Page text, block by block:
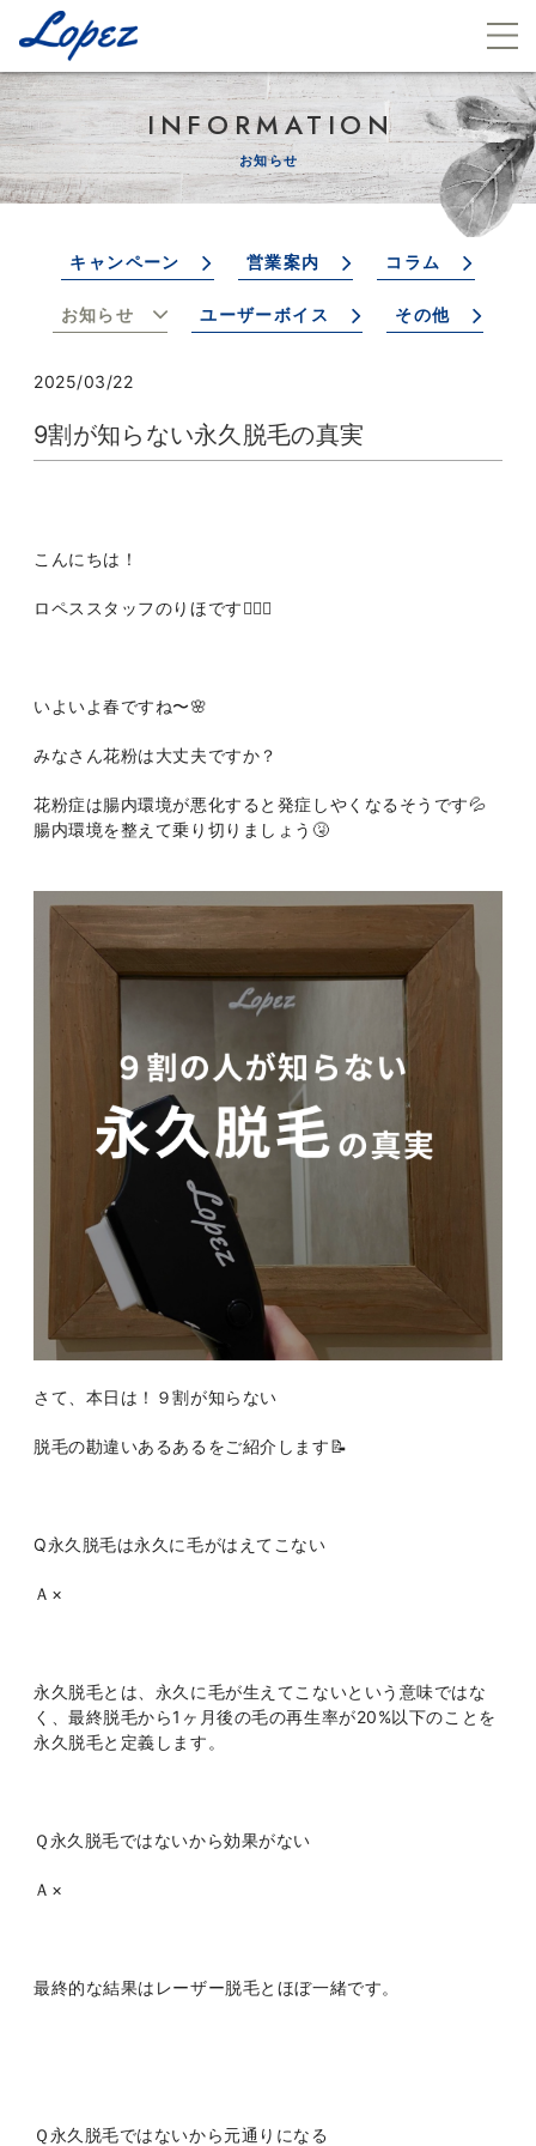
INFORMATION
お知らせ
キャンペーン 営業案内 コラム
お知らせ ユーザーボイス その他
2025/03/22
9割が知らない永久脱毛の真実
こんにちは！
ロペススタッフのりほです👩🏻‍⚕️
いよいよ春ですね〜🌸
みなさん花粉は大丈夫ですか？
花粉症は腸内環境が悪化すると発症しやくなるそうです💦
腸内環境を整えて乗り切りましょう🤧
さて、本日は！９割が知らない
脱毛の勘違いあるあるをご紹介します📝
Q永久脱毛は永久に毛がはえてこない
Ａ×
永久脱毛とは、永久に毛が生えてこないという意味ではな
く、最終脱毛から1ヶ月後の毛の再生率が20%以下のことを
永久脱毛と定義します。
Ｑ永久脱毛ではないから効果がない
Ａ×
最終的な結果はレーザー脱毛とほぼ一緒です。
Ｑ永久脱毛ではないから元通りになる